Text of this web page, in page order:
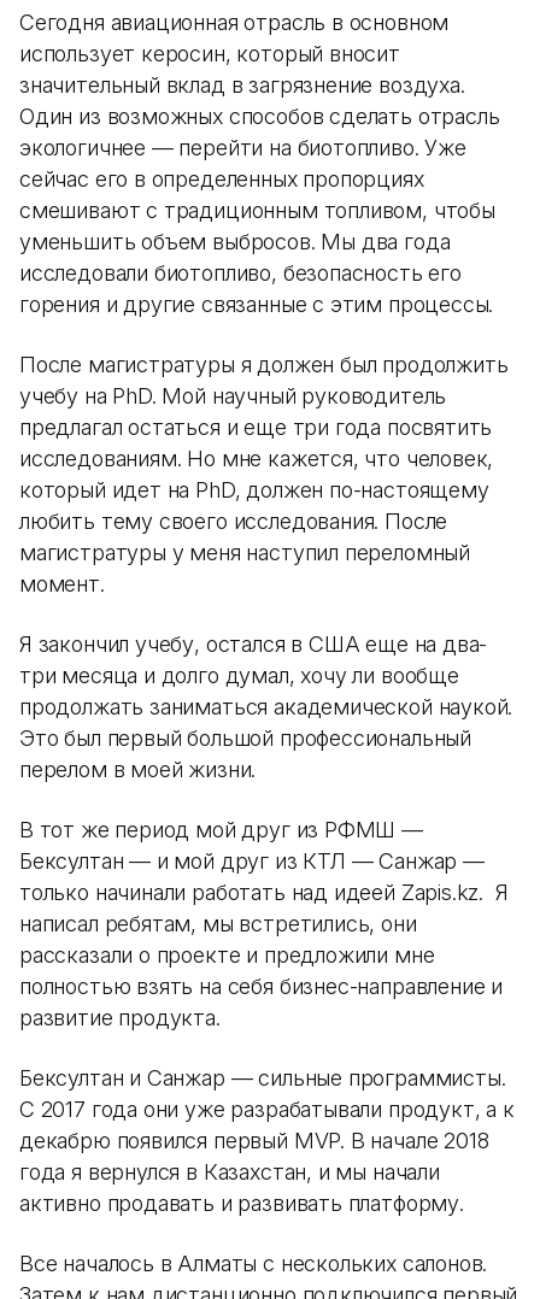
Сегодня авиационная отрасль в основном
использует керосин, который вносит
значительный вклад в загрязнение воздуха.
Один из возможных способов сделать отрасль
экологичнее — перейти на биотопливо. Уже
сейчас его в определенных пропорциях
смешивают с традиционным топливом, чтобы
уменьшить объем выбросов. Мы два года
исследовали биотопливо, безопасность его
горения и другие связанные с этим процессы.
После магистратуры я должен был продолжить
учебу на PhD. Мой научный руководитель
предлагал остаться и еще три года посвятить
исследованиям. Но мне кажется, что человек,
который идет на PhD, должен по-настоящему
любить тему своего исследования. После
магистратуры у меня наступил переломный
момент.
Я закончил учебу, остался в США еще на два-
три месяца и долго думал, хочу ли вообще
продолжать заниматься академической наукой.
Это был первый большой профессиональный
перелом в моей жизни.
В тот же период мой друг из РФМШ —
Бексултан — и мой друг из КТЛ — Санжар —
только начинали работать над идеей Zapis.kz. Я
написал ребятам, мы встретились, они
рассказали о проекте и предложили мне
полностью взять на себя бизнес-направление и
развитие продукта.
Бексултан и Санжар — сильные программисты.
С 2017 года они уже разрабатывали продукт, а к
декабрю появился первый MVP. В начале 2018
года я вернулся в Казахстан, и мы начали
активно продавать и развивать платформу.
Все началось в Алматы с нескольких салонов.